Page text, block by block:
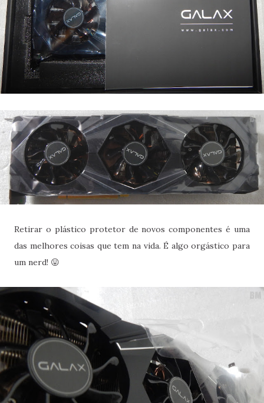
Retirar o plástico protetor de novos componentes é uma
das melhores coisas que tem na vida. É algo orgástico para
um nerd! 😛